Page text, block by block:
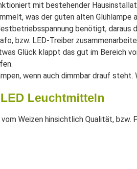
mit bestehender
was der guten alten
benötigt, daraus
bzw. LED-Treiber
Glück klappt das gut im Bereich
wenn auch dimmbar drauf
Leuchtmitteln
Weizen hinsichtlich Qualität,